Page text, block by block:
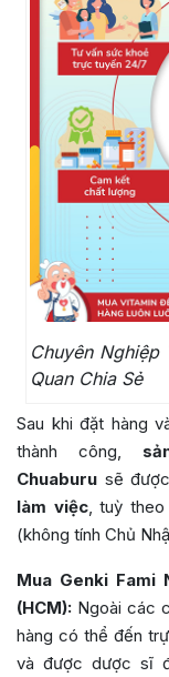
Chuyên Nghiệp
Quan Chia Sẻ
Sau khi đặt hàng
thành công,
Chuaburu sẽ
làm việc, tuỳ theo
(không tính Chủ
Mua Genki Fami
(HCM): Ngoài các
hàng có thể đến
và được dược sĩ